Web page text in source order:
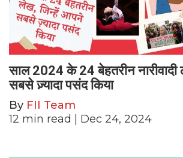
साल 2024 के 24 बेहतरीन
सबसे ज़्यादा पसंद किया
By FII Team
12 min read | Dec 24, 2024